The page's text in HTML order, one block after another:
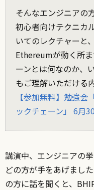
そんなエンジニアの
初心者向けテクニカ
いてのレクチャーと
Ethereumが動く所
ーンとは何なのか、
もご理解いただける
【参加無料】勉強
ックチェーン」 6月
講演中、エンジニアの
どの方が手をあげまし
の方に話を聞くと、